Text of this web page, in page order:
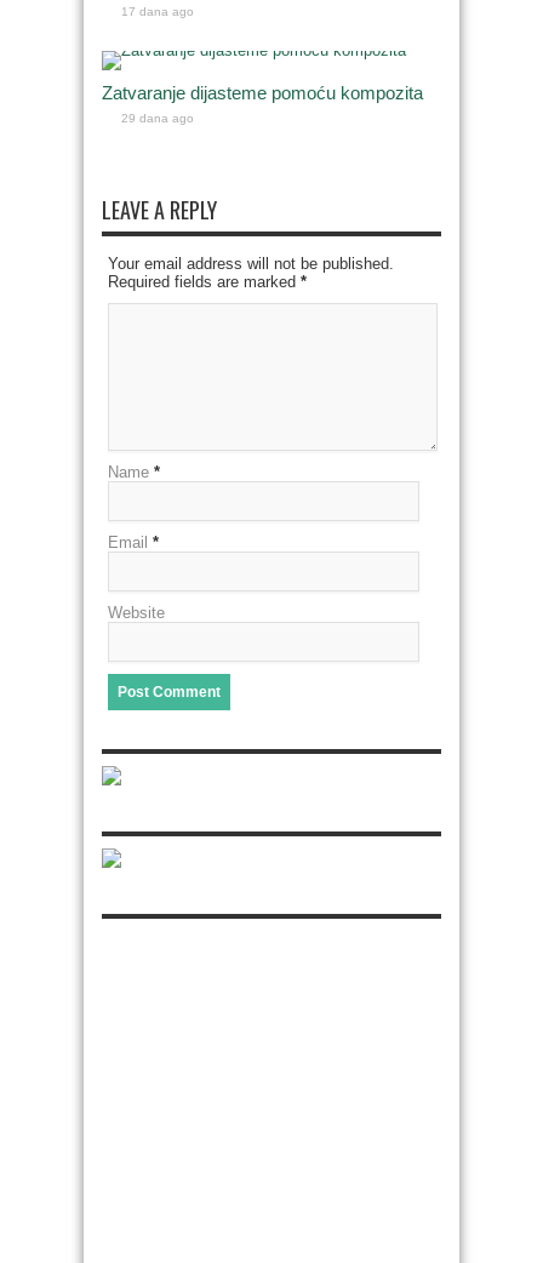
17 dana ago
Zatvaranje dijasteme pomoću kompozita
29 dana ago
LEAVE A REPLY
Your email address will not be published.
Required fields are marked *
Name *
Email *
Website